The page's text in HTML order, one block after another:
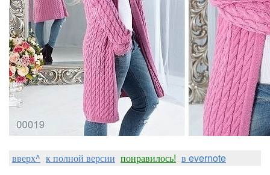
вверх^ к полной версии понравилось! в evernote